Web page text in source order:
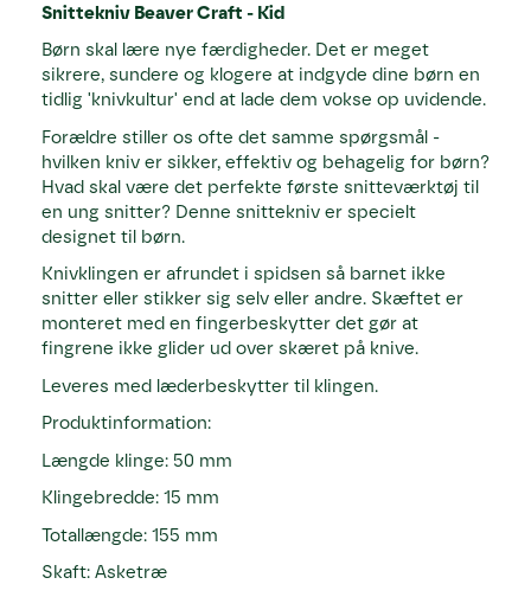
Snittekniv Beaver Craft - Kid
Børn skal lære nye færdigheder. Det er meget
sikrere, sundere og klogere at indgyde dine børn en
tidlig 'knivkultur' end at lade dem vokse op uvidende.
Forældre stiller os ofte det samme spørgsmål -
hvilken kniv er sikker, effektiv og behagelig for børn?
Hvad skal være det perfekte første snitteværktøj til
en ung snitter? Denne snittekniv er specielt
designet til børn.
Knivklingen er afrundet i spidsen så barnet ikke
snitter eller stikker sig selv eller andre. Skæftet er
monteret med en fingerbeskytter det gør at
fingrene ikke glider ud over skæret på knive.
Leveres med læderbeskytter til klingen.
Produktinformation:
Længde klinge: 50 mm
Klingebredde: 15 mm
Totallængde: 155 mm
Skaft: Asketræ